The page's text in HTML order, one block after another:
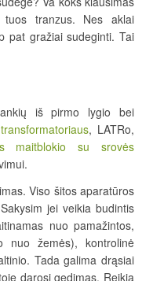
tranzus. Nes aklai
pat gražiai sudeginti. Tai
iš pirmo lygio bei
, LATRo,
maitblokio su srovės
Viso šitos aparatūros
jei veikia budintis
nuo pamažintos,
nuo žemės), kontrolinė
Tada galima drąsiai
darosi gedimas. Reikia